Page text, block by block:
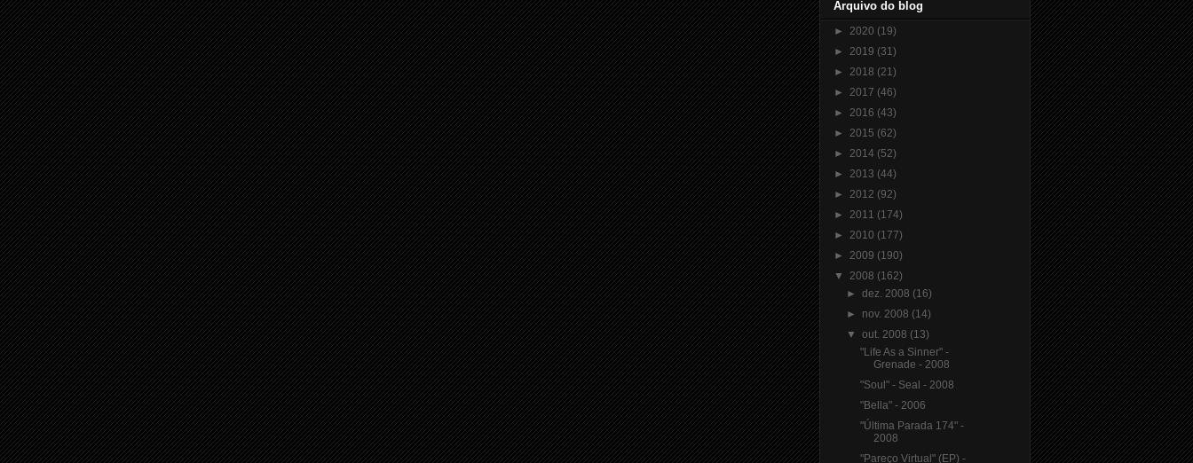
Arquivo do blog
► 2020 (19)
► 2019 (31)
► 2018 (21)
► 2017 (46)
► 2016 (43)
► 2015 (62)
► 2014 (52)
► 2013 (44)
► 2012 (92)
► 2011 (174)
► 2010 (177)
► 2009 (190)
▼ 2008 (162)
►dez. 2008 (16)
► nov. 2008 (14)
▼out. 2008 (13)
"Life As a Sinner" -
Grenade - 2008
"Soul" - Seal - 2008
"Bella" - 2006
"Última Parada 174" -
2008
"Pareço Virtual" (EP) -